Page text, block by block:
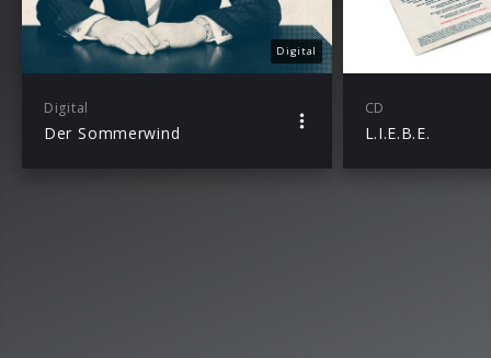
Digital
Digital
Der Sommerwind
CD
L.I.E.B.E.